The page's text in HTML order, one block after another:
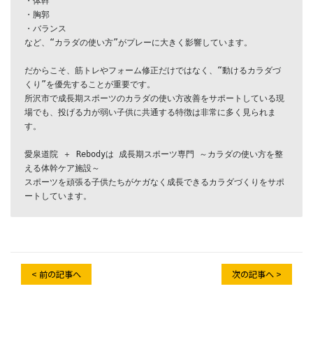
・胸郭
・バランス
など、“カラダの使い方”がプレーに大きく影響しています。
だからこそ、筋トレやフォーム修正だけではなく、“動けるカラダづ
くり”を優先することが重要です。
所沢市で成長期スポーツのカラダの使い方改善をサポートしている現
場でも、投げる力が弱い子供に共通する特徴は非常に多く見られま
す。
愛泉道院 ＋ Rebodyは 成長期スポーツ専門 ～カラダの使い方を整
える体幹ケア施設～
スポーツを頑張る子供たちがケガなく成長できるカラダづくりをサポ
ートしています。
< 前の記事へ 次の記事へ >